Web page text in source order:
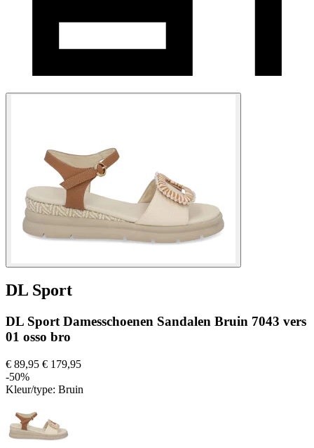
DL Sport
DL Sport Damesschoenen Sandalen Bruin 7043 vers
01 osso bro
€ 89,95 € 179,95
-50%
Kleur/type: Bruin